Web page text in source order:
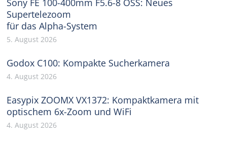
Sony FE 100-400mm F5.6-8 OSS: Neues
Supertelezoom
für das Alpha-System
5. August 2026
Godox C100: Kompakte Sucherkamera
4. August 2026
Easypix ZOOMX VX1372: Kompaktkamera mit
optischem 6x-Zoom und WiFi
4. August 2026